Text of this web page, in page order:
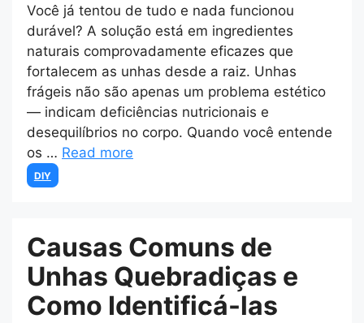
Você já tentou de tudo e nada funcionou
durável? A solução está em ingredientes
naturais comprovadamente eficazes que
fortalecem as unhas desde a raiz. Unhas
frágeis não são apenas um problema estético
— indicam deficiências nutricionais e
desequilíbrios no corpo. Quando você entende
os … Read more
Categories
DIY
Causas Comuns de
Unhas Quebradiças e
Como Identificá-las